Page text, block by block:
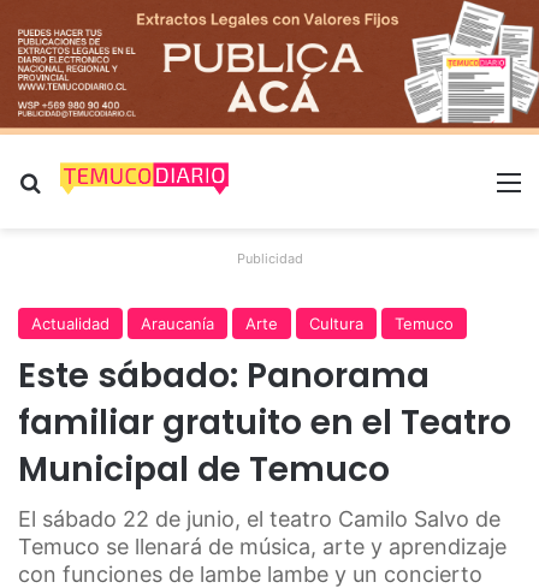
Buscar por
Publicidad
Actualidad Araucanía Arte Cultura Temuco
Este sábado: Panorama
familiar gratuito en el Teatro
Municipal de Temuco
El sábado 22 de junio, el teatro Camilo Salvo de
Temuco se llenará de música, arte y aprendizaje
con funciones de lambe lambe y un concierto